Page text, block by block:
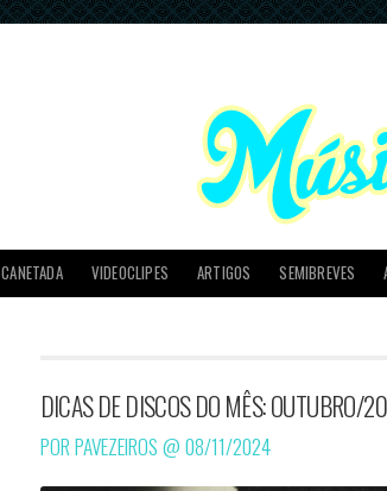
CANETADA VIDEOCLIPES ARTIGOS SEMIBREVES
DICAS DE DISCOS DO MÊS: OUTUBRO/
POR PAVEZEIROS @08/11/2024